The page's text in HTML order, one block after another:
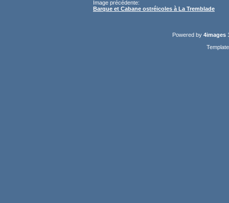
Image précédente:
Barque et Cabane ostréicoles à La Tremblade
Powered by 4images